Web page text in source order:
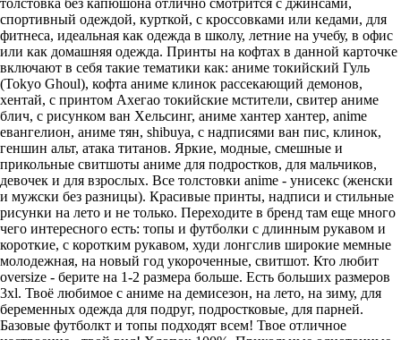
толстовка без капюшона отлично смотрится с джинсами,
спортивный одеждой, курткой, с кроссовками или кедами, для
фитнеса, идеальная как одежда в школу, летние на учебу, в офис
или как домашняя одежда. Принты на кофтах в данной карточке
включают в себя такие тематики как: аниме токийский Гуль
(Tokyo Ghoul), кофта аниме клинок рассекающий демонов,
хентай, с принтом Ахегао токийские мстители, свитер аниме
блич, с рисунком ван Хельсинг, аниме хантер хантер, anime
евангелион, аниме тян, shibuya, с надписями ван пис, клинок,
геншин альт, атака титанов. Яркие, модные, смешные и
прикольные свитшоты аниме для подростков, для мальчиков,
девочек и для взрослых. Все толстовки anime - унисекс (женски
и мужски без разницы). Красивые принты, надписи и стильные
рисунки на лето и не только. Переходите в бренд там еще много
чего интересного есть: топы и футболки с длинным рукавом и
короткие, с коротким рукавом, худи лонгслив широкие мемные
молодежная, на новый год укороченные, свитшот. Кто любит
oversize - берите на 1-2 размера больше. Есть больших размеров
3xl. Твоё любимое с аниме на демисезон, на лето, на зиму, для
беременных одежда для подруг, подростковые, для парней.
Базовые футболкт и топы подходят всем! Твое отличное